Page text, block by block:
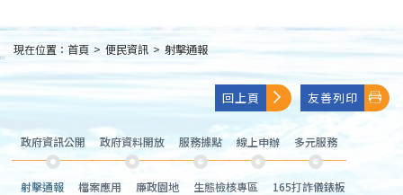
:::
現在位置： 首頁 > 便民資訊 > 射擊通報
回上頁 友善列印
政府資訊公開 政府資料開放 服務據點 線上申辦 多元服務
射擊通報 檔案應用 廉政園地 生態檢核專區 165打詐儀錶板